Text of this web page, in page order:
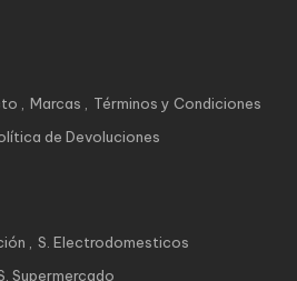
Marcas
Términos y Condiciones
de Devoluciones
S. Electrodomesticos
Supermercado